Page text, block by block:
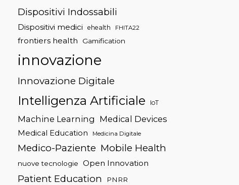
Dispositivi Indossabili
Dispositivi medici ehealth FHITA22
frontiers health Gamification
innovazione
Innovazione Digitale
Intelligenza Artificiale IoT
Machine Learning Medical Devices
Medical Education Medicina Digitale
Medico-Paziente Mobile Health
nuove tecnologie Open Innovation
Patient Education PNRR